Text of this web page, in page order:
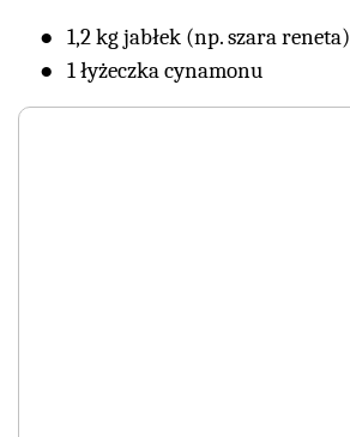
1,2 kg jabłek (np. szara reneta)
1 łyżeczka cynamonu